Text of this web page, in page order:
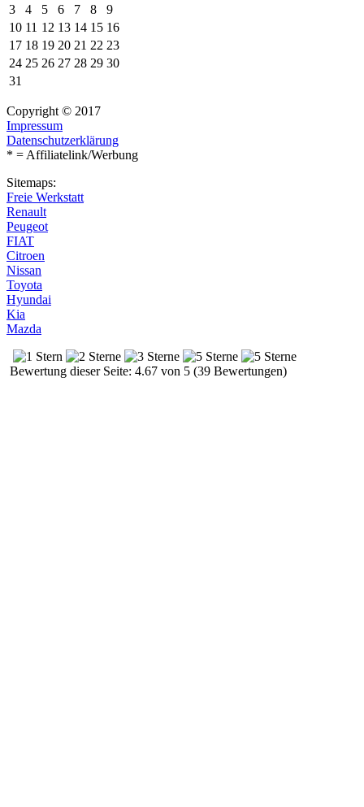
3
4 5 6 7 8
9
10 11 12 13 14 15 16
17 18 19 20 21 22 23
24 25 26 27 28 29 30
31
Copyright © 2017
Impressum
Datenschutzerklärung
* = Affiliatelink/Werbung
Sitemaps:
Freie Werkstatt
Renault
Peugeot
FIAT
Citroen
Nissan
Toyota
Hyundai
Kia
Mazda
Bewertung dieser Seite: 4.67 von 5 (39 Bewertungen)